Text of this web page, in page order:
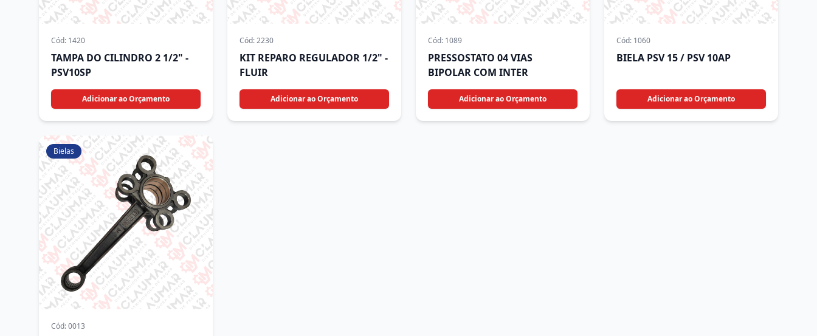
Cód: 1420
TAMPA DO CILINDRO 2 1/2" -
PSV10SP
Adicionar ao Orçamento
Cód:2230
KIT REPARO REGULADOR 1/2" -
FLUIR
Adicionar ao Orçamento
Cód: 1089
PRESSOSTATO 04 VIAS
BIPOLAR COM INTER
Adicionar ao Orçamento
Cód: 1060
BIELA PSV 15 / PSV 10AP
Adicionar ao Orçamento
Bielas
Cód:0013